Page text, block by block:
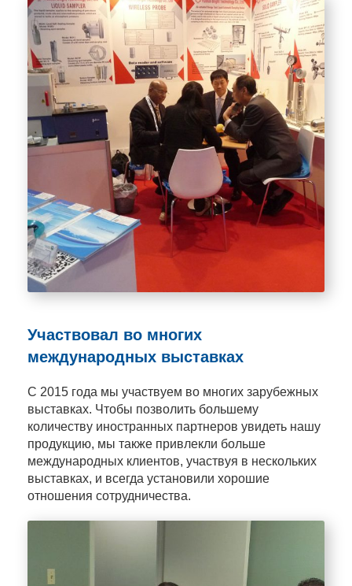
Участвовал во многих
международных выставках
С 2015 года мы участвуем во многих зарубежных
выставках. Чтобы позволить большему
количеству иностранных партнеров увидеть нашу
продукцию, мы также привлекли больше
международных клиентов, участвуя в нескольких
выставках, и всегда установили хорошие
отношения сотрудничества.